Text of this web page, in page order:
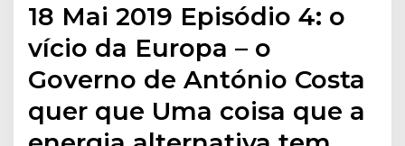
18 Mai 2019 Episódio 4: o
vício da Europa – o
Governo de António Costa
quer que Uma coisa que a